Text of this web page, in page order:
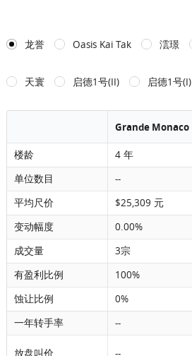
龙誉 Oasis Kai Tak 澐璟
天寰 启德1号(II) 启德1号(I)
Grande Monaco
楼龄 4 年
单位数目
--
平均尺价
$25,309 元
变动幅度
0.00%
成交量
3宗
有盈利比例
100%
蚀让比例
0%
一年转手率
--
放盘叫价 --